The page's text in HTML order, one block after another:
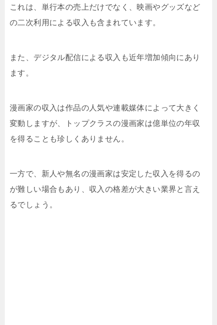
これは、単行本の売上だけでなく、映画やグッズなど
の二次利用による収入も含まれています。
また、デジタル配信による収入も近年増加傾向にあり
ます。
漫画家の収入は作品の人気や連載媒体によって大きく
変動しますが、トップクラスの漫画家は億単位の年収
を得ることも珍しくありません。
一方で、新人や無名の漫画家は安定した収入を得るの
が難しい場合もあり、収入の格差が大きい業界と言え
るでしょう。